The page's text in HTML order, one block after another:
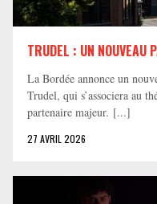
TRUDEL : UN NOUVEAU
La Bordée annonce un
Trudel, qui s’associera au
partenaire majeur. [...]
27 AVRIL 2026